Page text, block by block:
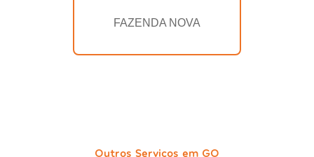
FAZENDA NOVA
Outros Serviços em GO